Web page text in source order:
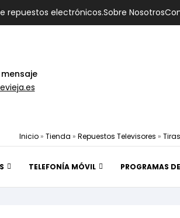
repuestos electrónicos.Sobre Nosotros
Inicio » Tienda » Repuestos Televisores »
TELEFONÍA MÓVIL PROGRAMAS